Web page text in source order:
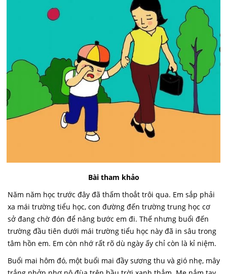
Bài tham khảo
Năm năm học trước đây đã thấm thoắt trôi qua. Em sắp phải
xa mái trường tiểu học, con đường đến trường trung học cơ
sở đang chờ đón để nâng bước em đi. Thế nhưng buổi đến
trường đầu tiên dưới mái trường tiểu học này đã in sâu trong
tâm hồn em. Em còn nhớ rất rõ dù ngày ấy chỉ còn là kỉ niệm.
Buổi mai hôm đó, một buổi mai đầy sương thu và gió nhẹ, mây